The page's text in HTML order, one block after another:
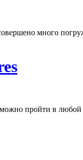
много
пройти в